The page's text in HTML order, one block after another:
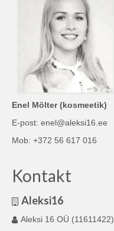
Enel Mölter (kosmeetik)
E-post: enel@aleksi16.ee
Mob: +372 56 617 016
Kontakt
Aleksi16
Aleksi 16 OÜ (11611422)